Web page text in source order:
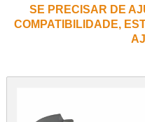
SE PRECISAR DE
COMPATIBILIDADE,